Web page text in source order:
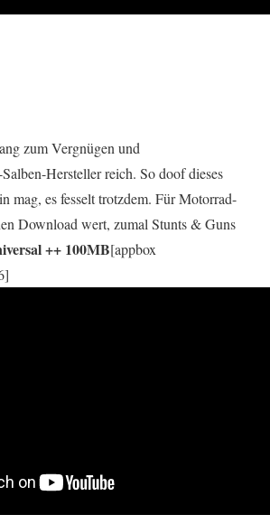
zum Vergnügen und
Hersteller reich. So doof dieses
mag, es fesselt trotzdem. Für Motorrad-
Download wert, zumal Stunts & Guns
++ 100MB[appbox